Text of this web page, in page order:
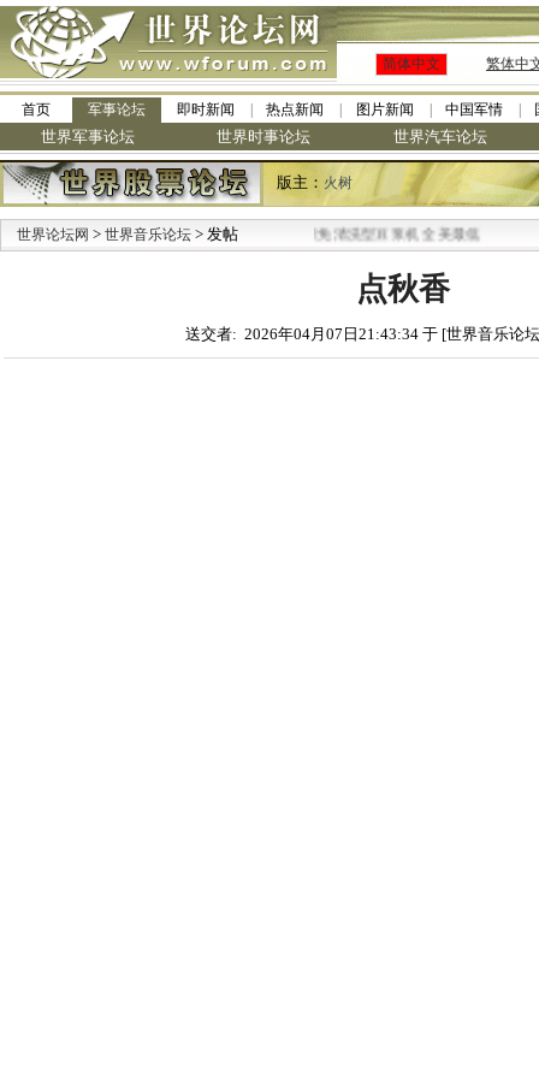
简体中文 繁体中
首页 军事论坛 即时新闻 热点新闻 图片新闻 中国军情
世界军事论坛 世界时事论坛 世界汽车论坛
版主： 火树
世界论坛网 > 世界音乐论坛 > 发帖
·九阳全新免清洗型豆浆机 全美最低
点秋香
送交者: 2026年04月07日21:43:34 于 [世界音乐论